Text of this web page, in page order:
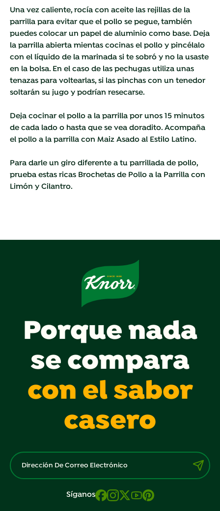
Una vez caliente, rocía con aceite las rejillas de la
parrilla para evitar que el pollo se pegue, también
puedes colocar un papel de aluminio como base. Deja
la parrilla abierta mientas cocinas el pollo y pincélalo
con el líquido de la marinada si te sobró y no la usaste
en la bolsa. En el caso de las pechugas utiliza unas
tenazas para voltearlas, si las pinchas con un tenedor
soltarán su jugo y podrían resecarse.
Deja cocinar el pollo a la parrilla por unos 15 minutos
de cada lado o hasta que se vea doradito. Acompaña
el pollo a la parrilla con Maiz Asado al Estilo Latino.
Para darle un giro diferente a tu parrillada de pollo,
prueba estas ricas Brochetas de Pollo a la Parrilla con
Limón y Cilantro.
Porque nada
se compara
con el sabor
casero
Síganos